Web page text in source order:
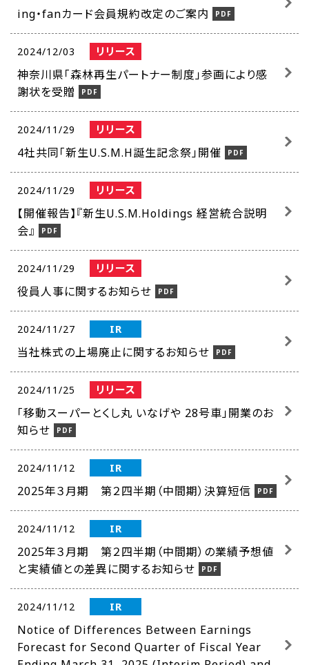
ing・fanカード会員規約改定のご案内
2024/12/03 リリース
神奈川県「森林再生パートナー制度」参画により感
謝状を受贈
2024/11/29 リリース
4社共同「新生U.S.M.H誕生記念祭」開催
2024/11/29 リリース
【開催報告】『新生U.S.M.Holdings 経営統合説明
会』
2024/11/29 リリース
役員人事に関するお知らせ
2024/11/27 IR
当社株式の上場廃止に関するお知らせ
2024/11/25 リリース
「移動スーパーとくし丸 いなげや 28号車」開業のお
知らせ
2024/11/12 IR
2025年３月期 第２四半期（中間期）決算短信
2024/11/12 IR
2025年３月期 第２四半期（中間期）の業績予想値
と実績値との差異に関するお知らせ
2024/11/12 IR
Notice of Differences Between Earnings
Forecast for Second Quarter of Fiscal Year